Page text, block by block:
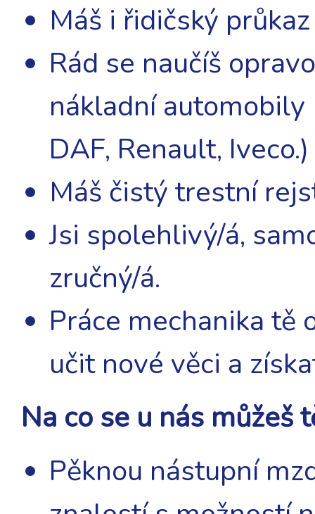
Máš i řidičský
Rád se naučíš
nákladní automobily
DAF, Renault, Iveco.)
Máš čistý trestní
Jsi spolehlivý/á,
zručný/á.
Práce mechanika tě
učit nové věci a
Na co se u nás můžeš
Pěknou nástupní